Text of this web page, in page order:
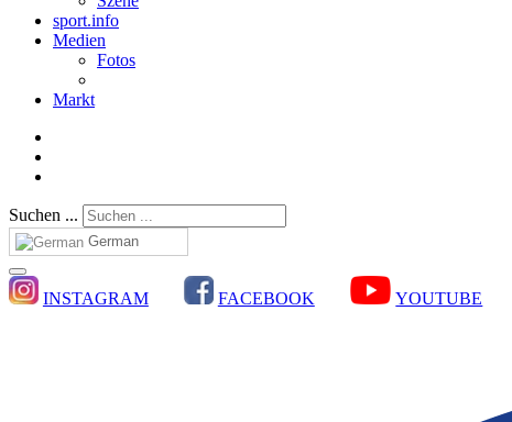
sport.info
Medien
Fotos
Markt
Suchen ...
German
INSTAGRAM FACEBOOK YOUTUBE